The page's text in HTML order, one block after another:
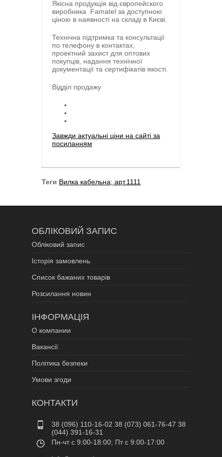
Якісна продукція від європейского
виробника Famatel за доступною
ціною в наявності на складі в Києві.
Технічна підтримка та консультації
по телефону в контактах,
проектний захист для оптових
покупців, надання технічної
документації та сертифікатів якості.
Відділ продажу
Завжди актуальні ціни на сайті за
посиланням
Теги Вилка кабельна; арт.1111
ОБЛІКОВИЙ ЗАПИС
Обліковий запис
Історія замовлень
Список бажаних товарів
Розсилання новин
ІНФОРМАЦІЯ
О компании
Вакансії
Політика безпеки
Умови згоди
КОНТАКТИ
38 (096) 110-16-02 38 (073) 061-76-47 38
(044) 391-16-31
Пн-чт c 9:00-18:00; Пт c 9:00-17:00